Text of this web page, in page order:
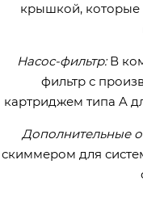
крышкой, которые
Насос-фильтр:В
фильтр с
картриджем типа A
Дополнительные
скиммером для